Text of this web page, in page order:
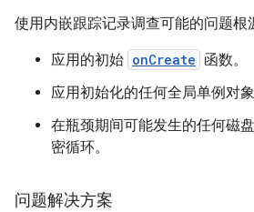
使用内嵌跟踪记录调查可能的问题根
应用的初始 onCreate 函数。
应用初始化的任何全局单例对象
在瓶颈期间可能发生的任何磁
密循环。
问题解决方案